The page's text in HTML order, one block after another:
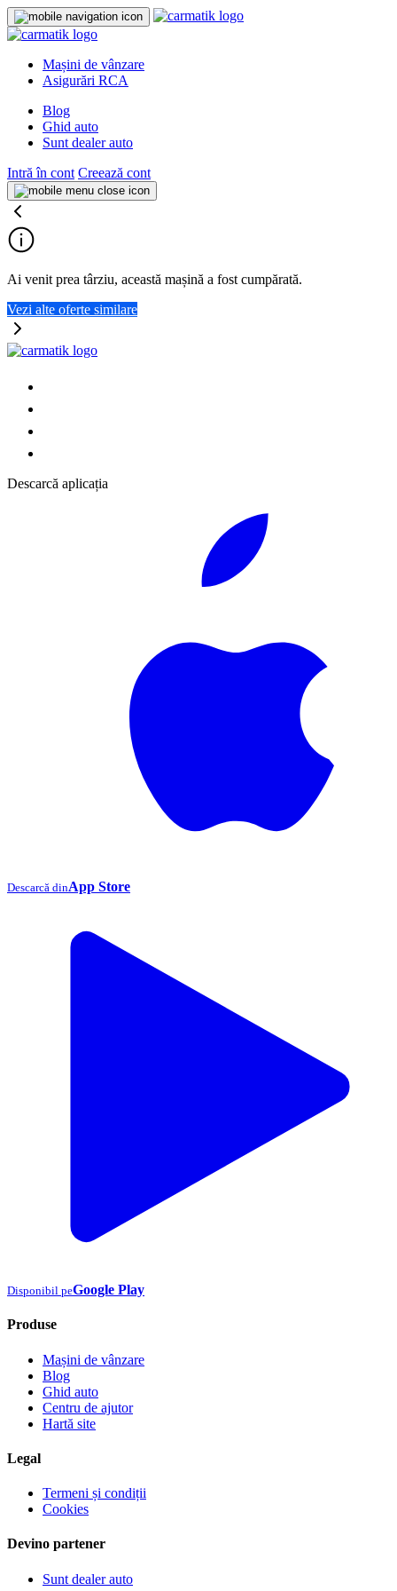
Mașini de vânzare
Asigurări RCA
Blog
Ghid auto
Sunt dealer auto
Intră în cont Creează cont
Ai venit prea târziu, această mașină a fost cumpărată.
Vezi alte oferte similare
Descarcă aplicația
Descarcă dinApp Store
Disponibil peGoogle Play
Produse
Mașini de vânzare
Blog
Ghid auto
Centru de ajutor
Hartă site
Legal
Termeni și condiții
Cookies
Devino partener
Sunt dealer auto